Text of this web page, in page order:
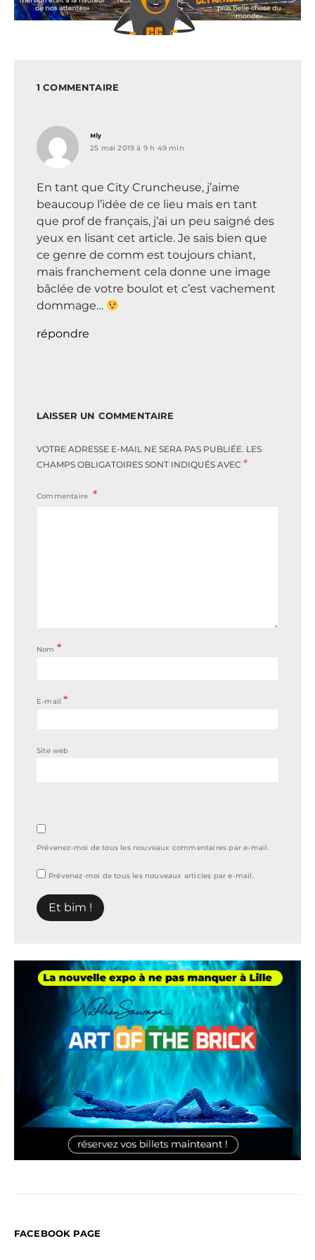
1 COMMENTAIRE
Mly
25 mai 2019 à 9 h 49 min
En tant que City Cruncheuse, j’aime
beaucoup l’idée de ce lieu mais en tant
que prof de français, j’ai un peu saigné des
yeux en lisant cet article. Je sais bien que
ce genre de comm est toujours chiant,
mais franchement cela donne une image
bâclée de votre boulot et c’est vachement
dommage…
répondre
LAISSER UN COMMENTAIRE
VOTRE ADRESSE E-MAIL NE SERA PAS PUBLIÉE. LES
CHAMPS OBLIGATOIRES SONT INDIQUÉS AVEC *
Commentaire
Nom *
E-mail*
Site web
Prévenez-moi de tous les nouveaux commentaires par e-mail.
Prévenez-moi de tous les nouveaux articles par e-mail.
FACEBOOK PAGE